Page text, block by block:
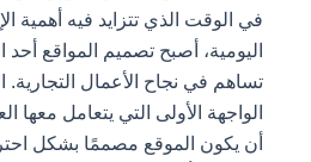
في الوقت الذي تتزايد فيه أهمية
اليومية، أصبح تصميم المواقع أحد
تساهم في نجاح الأعمال التجارية.
الواجهة الأولى التي يتعامل معها
أن يكون الموقع مصممًا بشكل